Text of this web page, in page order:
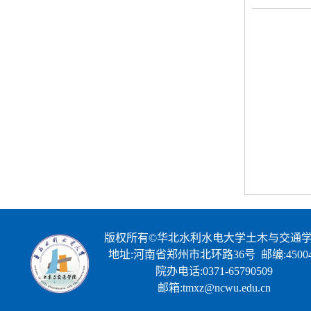
版权所有©华北水利水电大学土木与交通
地址:河南省郑州市北环路36号 邮编
院办电话:0371-65790509
邮箱:tmxz@ncwu.edu.cn